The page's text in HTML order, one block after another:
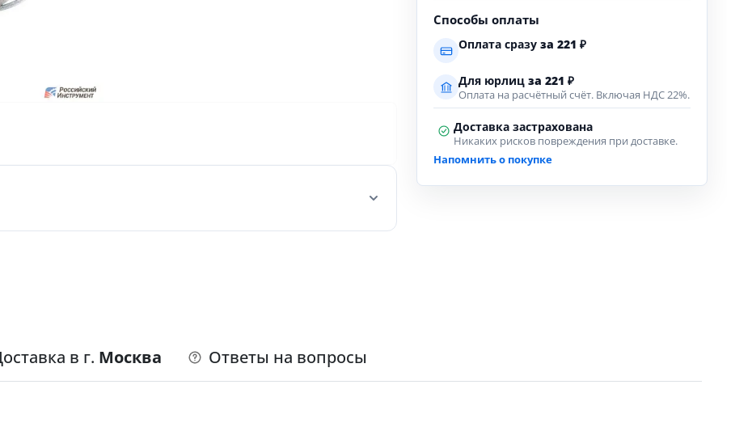
Способы оплаты
Оплата сразу за 221 ₽
Для юрлиц за 221 ₽
Оплата на расчётный счёт. Включая НДС 22%.
Доставка застрахована
Никаких рисков повреждения при доставке.
Напомнить о покупке
в г. Москва Ответы на вопросы